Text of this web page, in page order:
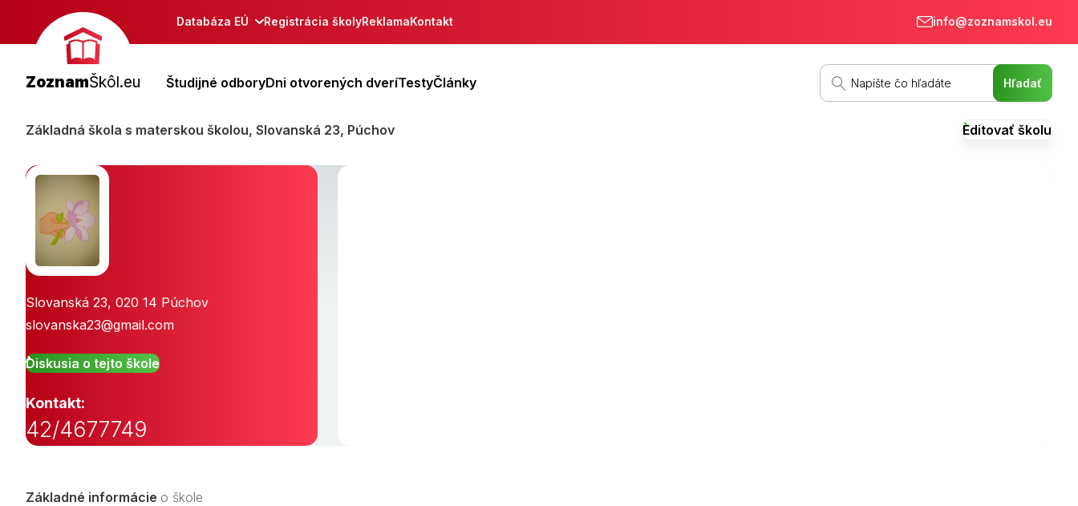
Databáza EÚ Registrácia školyReklamaKontakt info@zoznamskol.eu
ZoznamŠkôl.eu Študijné odboryDni otvorených dveríTestyČlánky
Základná škola s materskou školou, Slovanská 23, Púchov Editovať školu
Slovanská 23, 020 14 Púchov
slovanska23@gmail.com
Diskusia o tejto škole
Kontakt:
42/4677749
Základné informácie o škole